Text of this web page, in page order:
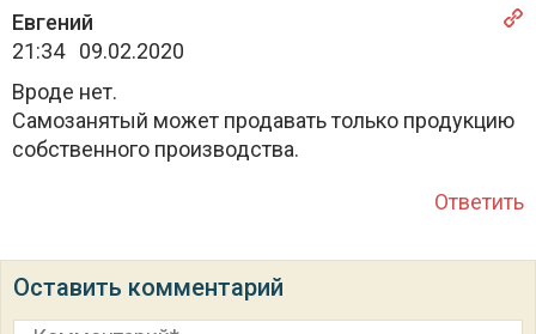
Евгений
21:34 09.02.2020
Вроде нет.
Самозанятый может продавать только продукцию
собственного производства.
Ответить
Оставить комментарий